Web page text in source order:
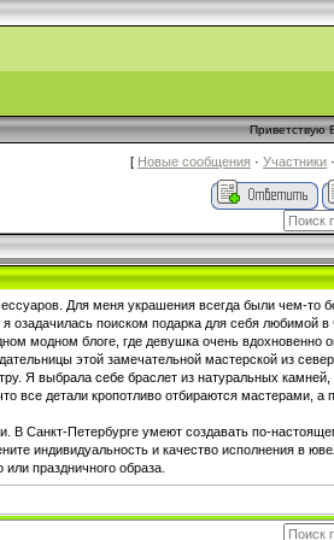
Приветствую
[ Новые сообщения · Участники ·
Для меня украшения всегда были чем-то
поиском подарка для себя любимой в
модном блоге, где девушка очень вдохновенно
этой замечательной мастерской из
Я выбрала себе браслет из натуральных
детали кропотливо отбираются мастерами, а
В Санкт-Петербурге умеют создавать по-
индивидуальность и качество исполнения в
праздничного образа.